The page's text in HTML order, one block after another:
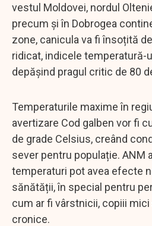
vestul Moldovei, nordul
precum și în Dobrogea
zone, canicula va fi însoțită
ridicat, indicele temperatură-
depășind pragul critic de 80
Temperaturile maxime în
avertizare Cod galben vor fi
de grade Celsius, creând
sever pentru populație. ANM
temperaturi pot avea efecte
sănătății, în special pentru
cum ar fi vârstnicii, copiii
cronice.